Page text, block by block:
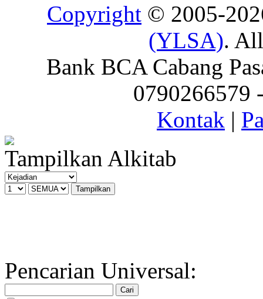
Copyright © 2005-
(YLSA).
Bank BCA Cabang
0790266579
Kontak |
Tampilkan Alkitab
Pencarian Universal: